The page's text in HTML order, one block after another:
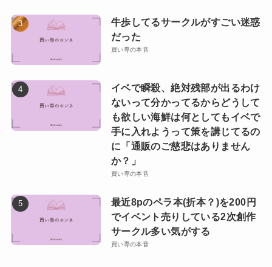
牛歩してるサークルがすごい迷惑
だった
買い専の本音
イベで瞬殺、絶対残部が出るわけ
ないって分かってるからどうして
も欲しい海鮮は何としてもイベで
手に入れようって策を講じてるの
に「通販のご慈悲はありません
か？」
買い専の本音
最近8pのペラ本(折本？)を200円
でイベント売りしている2次創作
サークル多い気がする
買い専の本音